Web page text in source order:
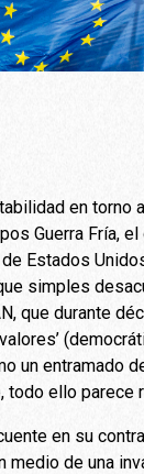
en torno
Guerra Fría,
Estados
simples
que durante
un entramado
todo ello parece
en su
medio de una